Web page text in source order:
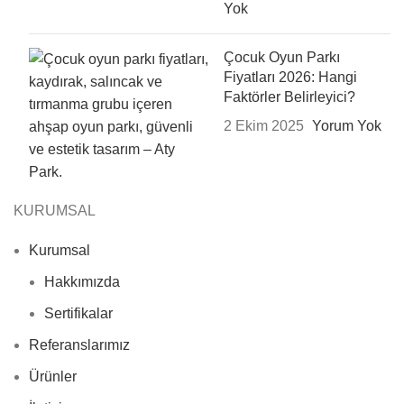
Yok
Çocuk Oyun Parkı
Fiyatları 2026: Hangi
Faktörler Belirleyici?
2 Ekim 2025 Yorum Yok
KURUMSAL
Kurumsal
Hakkımızda
Sertifikalar
Referanslarımız
Ürünler